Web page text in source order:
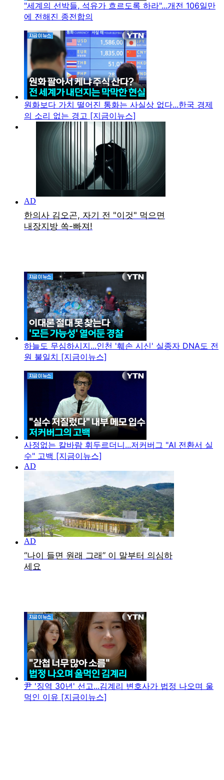
"세계의 선박들, 석유가 흐르도록 하라"...개전 106일만
에 전해진 종전합의
원화보다 가치 떨어진 통화는 사실상 없다...한국 경제
의 소리 없는 경고 [지금이뉴스]
하늘도 무심하시지...인천 '훼손 시신' 실종자 DNA도 전
원 불일치 [지금이뉴스]
사정없는 칼바람 휘두르더니...저커버그 "AI 전환서 실
수" 고백 [지금이뉴스]
尹 '징역 30년' 선고...김계리 변호사가 법정 나오며 울
먹인 이유 [지금이뉴스]